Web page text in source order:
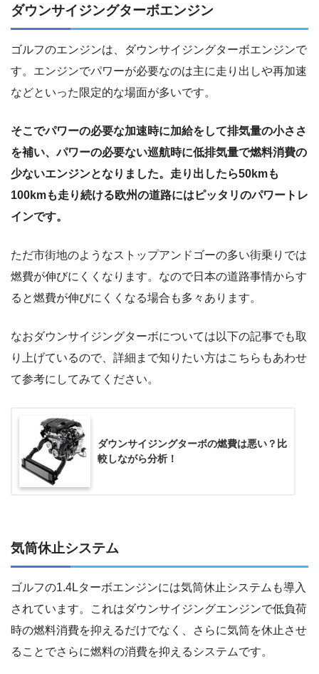
ダウンサイジングターボエンジン
ゴルフのエンジンは、ダウンサイジングターボエンジンで
す。エンジンでパワーが必要なのは主に走り出しや再加速
などといった限定的な場面が多いです。
そこでパワーの必要な加速時に加給をして排気量の小ささ
を補い、パワーの必要ない巡航時に低排気量で燃料消費の
少ないエンジンとなりました。走り出したら50kmも
100kmも走り続ける欧州の道路にはピッタリのパワートレ
インです。
ただ市街地のようなストップアンドゴーの多い街乗りでは
燃費が伸びにくくなります。なので日本の道路事情からす
ると燃費が伸びにくくなる場合も多々あります。
なおダウンサイジングターボについては以下の記事でも取
り上げているので、詳細まで知りたい方はこちらもあわせ
て参考にしてみてください。
ダウンサイジングターボの燃費は悪い？比
較しながら分析！
気筒休止システム
ゴルフの1.4Lターボエンジンには気筒休止システムも導入
されています。これはダウンサイジングエンジンで低負荷
時の燃料消費を抑えるだけでなく、さらに気筒を休止させ
ることでさらに燃料の消費を抑えるシステムです。